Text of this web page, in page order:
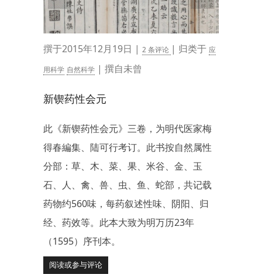
撰于2015年12月19日 | 2 条评论 | 归类于 应
用科学 自然科学 | 撰自未曾
新锲药性会元
此《新锲药性会元》三卷，为明代医家梅
得春編集、陆可行考订。此书按自然属性
分部：草、木、菜、果、米谷、金、玉
石、人、禽、兽、虫、鱼、蛇部，共记载
药物约560味，每药叙述性味、阴阳、归
经、药效等。此本大致为明万历23年
（1595）序刊本。
阅读或参与评论